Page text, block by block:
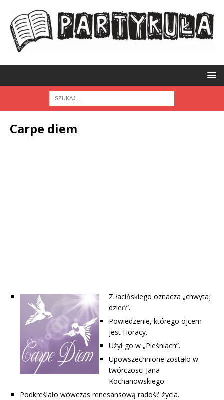
Carpe diem
Z łacińskiego oznacza „chwytaj
dzień”.
Powiedzenie, którego ojcem
jest Horacy.
Użył go w „Pieśniach”.
Upowszechnione zostało w
twórczosci Jana
Kochanowskiego.
Podkreślało wówczas renesansową radość życia.